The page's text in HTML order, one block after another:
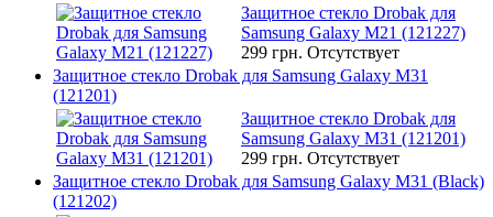
Защитное стекло Drobak для
Samsung Galaxy М21 (121227)
299 грн. Отсутствует
Защитное стекло Drobak для Samsung Galaxy М31
(121201)
Защитное стекло Drobak для
Samsung Galaxy М31 (121201)
299 грн. Отсутствует
Защитное стекло Drobak для Samsung Galaxy М31 (Black)
(121202)